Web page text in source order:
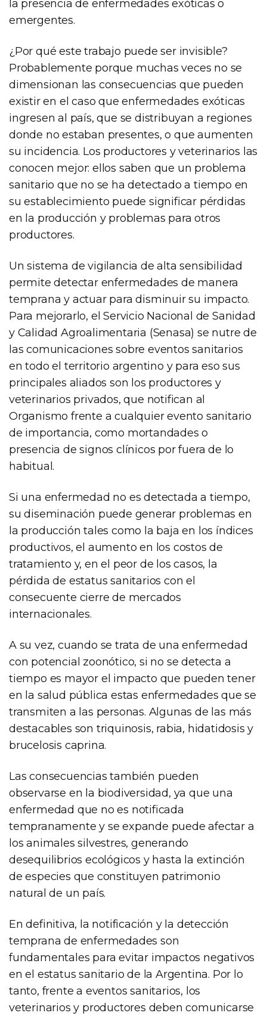
la presencia de enfermedades exóticas o
emergentes.
¿Por qué este trabajo puede ser invisible?
Probablemente porque muchas veces no se
dimensionan las consecuencias que pueden
existir en el caso que enfermedades exóticas
ingresen al país, que se distribuyan a regiones
donde no estaban presentes, o que aumenten
su incidencia. Los productores y veterinarios las
conocen mejor: ellos saben que un problema
sanitario que no se ha detectado a tiempo en
su establecimiento puede significar pérdidas
en la producción y problemas para otros
productores.
Un sistema de vigilancia de alta sensibilidad
permite detectar enfermedades de manera
temprana y actuar para disminuir su impacto.
Para mejorarlo, el Servicio Nacional de Sanidad
y Calidad Agroalimentaria (Senasa) se nutre de
las comunicaciones sobre eventos sanitarios
en todo el territorio argentino y para eso sus
principales aliados son los productores y
veterinarios privados, que notifican al
Organismo frente a cualquier evento sanitario
de importancia, como mortandades o
presencia de signos clínicos por fuera de lo
habitual.
Si una enfermedad no es detectada a tiempo,
su diseminación puede generar problemas en
la producción tales como la baja en los índices
productivos, el aumento en los costos de
tratamiento y, en el peor de los casos, la
pérdida de estatus sanitarios con el
consecuente cierre de mercados
internacionales.
A su vez, cuando se trata de una enfermedad
con potencial zoonótico, si no se detecta a
tiempo es mayor el impacto que pueden tener
en la salud pública estas enfermedades que se
transmiten a las personas. Algunas de las más
destacables son triquinosis, rabia, hidatidosis y
brucelosis caprina.
Las consecuencias también pueden
observarse en la biodiversidad, ya que una
enfermedad que no es notificada
tempranamente y se expande puede afectar a
los animales silvestres, generando
desequilibrios ecológicos y hasta la extinción
de especies que constituyen patrimonio
natural de un país.
En definitiva, la notificación y la detección
temprana de enfermedades son
fundamentales para evitar impactos negativos
en el estatus sanitario de la Argentina. Por lo
tanto, frente a eventos sanitarios, los
veterinarios y productores deben comunicarse